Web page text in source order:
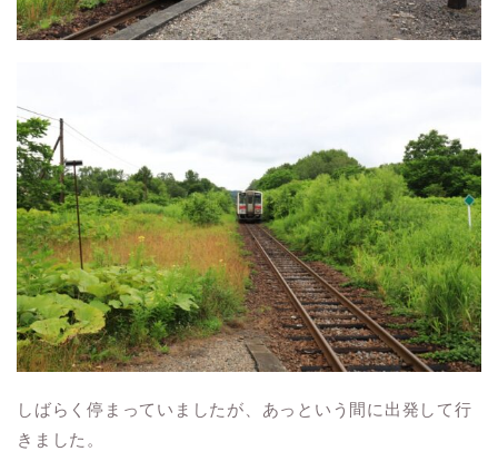
しばらく停まっていましたが、あっという間に出発して行
きました。